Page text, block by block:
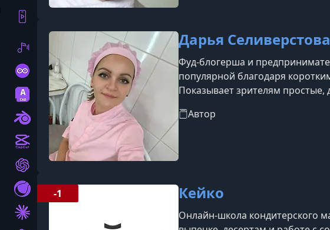
Дарья Селиверстова
Фуд-блогерша и
популярной благодаря
Показывает зрителям простые,
Дарья управляет собственной
Автор
Кейко
Онлайн-школа кондитерского
-1